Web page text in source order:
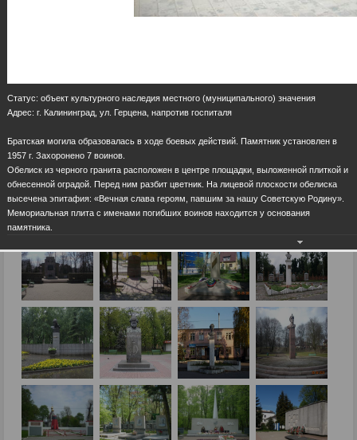
Статус: объект культурного наследия местного (муниципального) значения
Адрес: г. Калининград, ул. Герцена, напротив госпиталя
Братская могила образовалась в ходе боевых действий. Памятник установлен в
1957 г. Захоронено 7 воинов.
Обелиск из черного гранита расположен в центре площадки, выложенной плиткой и
обнесенной оградой. Перед ним разбит цветник. На лицевой плоскости обелиска
высечена эпитафия: «Вечная слава героям, павшим за нашу Советскую Родину».
Мемориальная плита с именами погибших воинов находится у основания
памятника.